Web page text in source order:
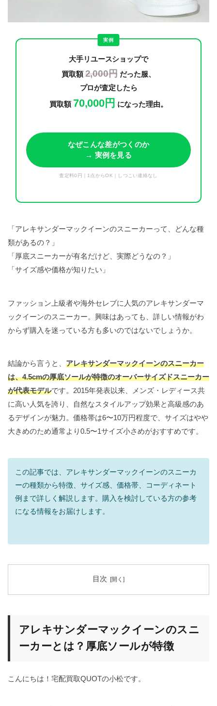
実例
大手リユースショップで
買取額2,000円だった服、
プロが査定したら
買取額 70,000円 になった理由。
なぜこんな差がつくのか
→ 実例を見る
査定料0円｜1点からOK｜しつこい連絡なし
「アレキサンダーマックイーンのスニーカーって、どんな種
類があるの？」
「厚底スニーカーが有名だけど、実際どうなの？」
「サイズ感や価格が知りたい」
ファッション上級者や海外セレブに人気のアレキサンダーマ
ックイーンのスニーカー。興味はあっても、詳しい情報がわ
からず購入を迷っている方も多いのではないでしょうか。
結論から言うと、 アレキサンダーマックイーンのスニーカー
は、4.5cmの厚底ソールが特徴のオーバーサイズドスニーカー
が代表モデルです。2015年発表以来、メンズ・レディース共
に高い人気を誇り、自然なスタイルアップ効果と高級感のあ
るデザインが魅力。価格帯は6〜10万円程度で、サイズはやや
大きめのため通常より0.5〜1サイズ小さめがおすすめです。
この記事では、アレキサンダーマックイーンのスニーカ
ーの種類から特徴、サイズ感、価格帯、コーディネート
例まで詳しく解説します。購入を検討している方の参考
になる情報をお届けします。
目次
アレキサンダーマックイーンのスニ
ーカーとは？厚底ソールが特徴
こんにちは！宅配買取QUOTの小松です。